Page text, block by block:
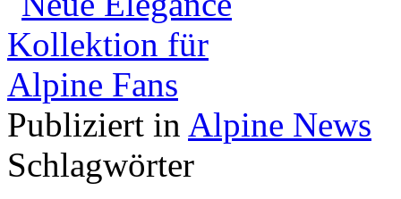
Publiziert in Alpine News
Schlagwörter